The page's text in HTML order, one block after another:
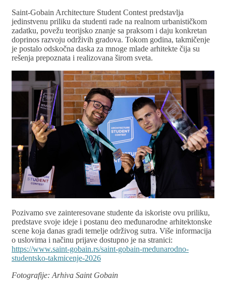
Saint-Gobain Architecture Student Contest predstavlja
jedinstvenu priliku da studenti rade na realnom urbanističkom
zadatku, povežu teorijsko znanje sa praksom i daju konkretan
doprinos razvoju održivih gradova. Tokom godina, takmičenje
je postalo odskočna daska za mnoge mlade arhitekte čija su
rešenja prepoznata i realizovana širom sveta.
Pozivamo sve zainteresovane studente da iskoriste ovu priliku,
predstave svoje ideje i postanu deo međunarodne arhitektonske
scene koja danas gradi temelje održivog sutra. Više informacija
o uslovima i načinu prijave dostupno je na stranici:
https://www.saint-gobain.rs/saint-gobain-medunarodno-
studentsko-takmicenje-2026
Fotografije: Arhiva Saint Gobain